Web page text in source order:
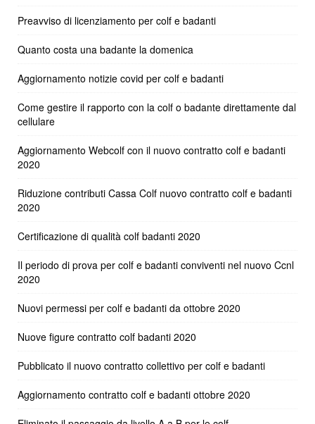
Preavviso di licenziamento per colf e badanti
Quanto costa una badante la domenica
Aggiornamento notizie covid per colf e badanti
Come gestire il rapporto con la colf o badante direttamente dal
cellulare
Aggiornamento Webcolf con il nuovo contratto colf e badanti
2020
Riduzione contributi Cassa Colf nuovo contratto colf e badanti
2020
Certificazione di qualità colf badanti 2020
Il periodo di prova per colf e badanti conviventi nel nuovo Ccnl
2020
Nuovi permessi per colf e badanti da ottobre 2020
Nuove figure contratto colf badanti 2020
Pubblicato il nuovo contratto collettivo per colf e badanti
Aggiornamento contratto colf e badanti ottobre 2020